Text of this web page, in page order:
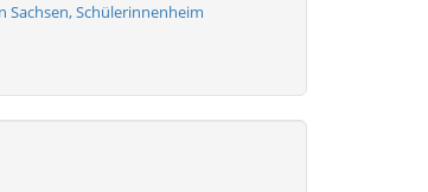
Sachsen, Schülerinnenheim